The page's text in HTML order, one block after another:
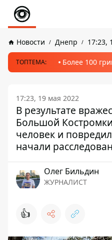
Новости Днепр 17:23,
ТОПТЕМА: Более 100
17:23, 19 мая 2022
В результате
Большой
человек и
начали
Олег Бильдин
ЖУРНАЛИСТ
👍